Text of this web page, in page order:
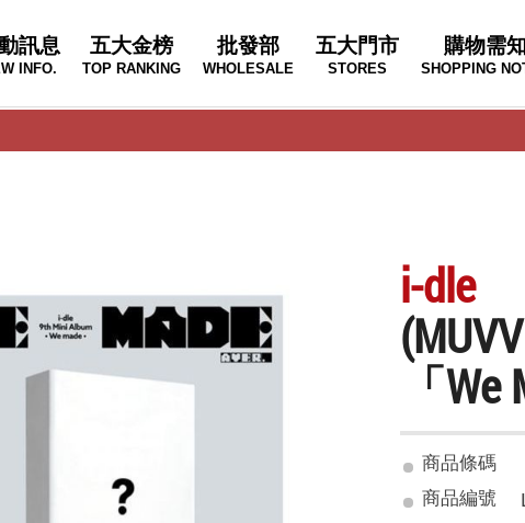
訊息
INFO.
五大金榜
TOP RANKING
批發部
WHOLESALE
五大門市
STORES
購物需知
SHOPPING
i-dle
「
商品條碼
商品編號